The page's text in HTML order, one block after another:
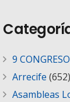
9
Arrecife (652)
Asambleas